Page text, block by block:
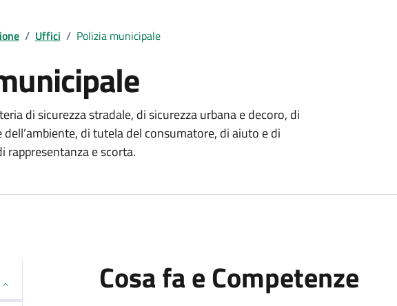
/ Uffici / Polizia municipale
di sicurezza stradale, di sicurezza urbana e decoro, di
di tutela del consumatore, di aiuto e di
rappresentanza e scorta.
Cosa fa e Competenze